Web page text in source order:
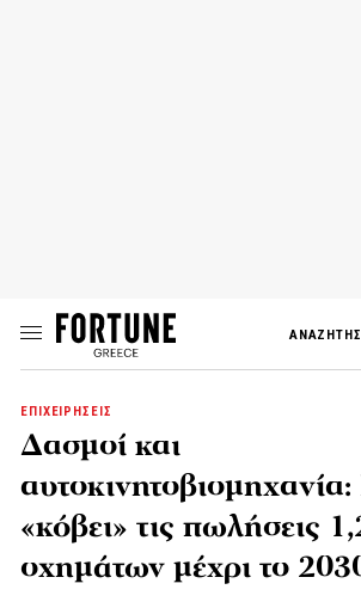
ΕΠΙΧΕΙΡΗΣΕΙΣ
Δασμοί και
«κόβει» τις πωλήσεις
οχημάτων μέχρι το